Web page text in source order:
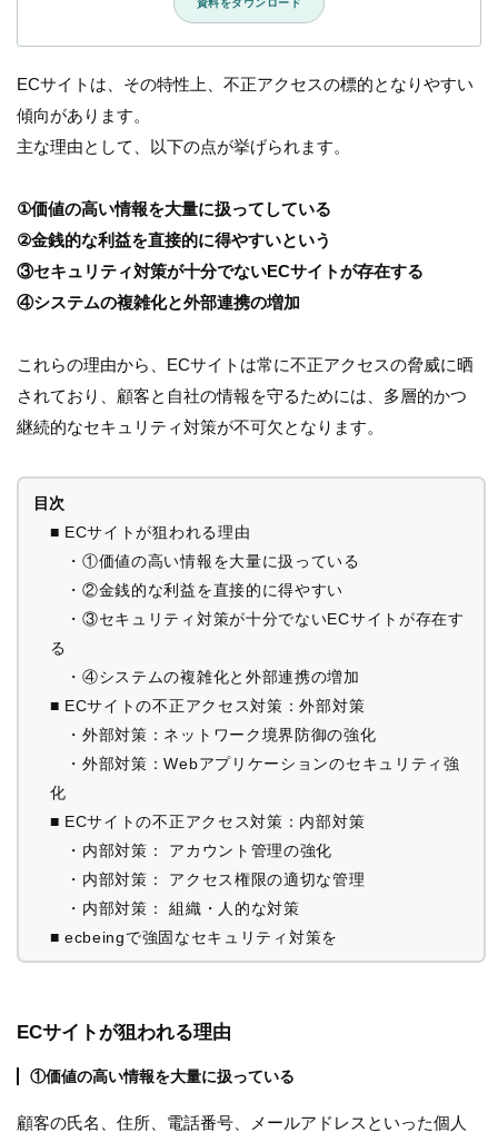
資料をダウンロード
ECサイトは、その特性上、不正アクセスの標的となりやすい
傾向があります。
主な理由として、以下の点が挙げられます。
①価値の高い情報を大量に扱ってしている
②金銭的な利益を直接的に得やすいという
③セキュリティ対策が十分でないECサイトが存在する
④システムの複雑化と外部連携の増加
これらの理由から、ECサイトは常に不正アクセスの脅威に晒
されており、顧客と自社の情報を守るためには、多層的かつ
継続的なセキュリティ対策が不可欠となります。
目次
■ ECサイトが狙われる理由
・①価値の高い情報を大量に扱っている
・②金銭的な利益を直接的に得やすい
・③セキュリティ対策が十分でないECサイトが存在す
る
・④システムの複雑化と外部連携の増加
■ ECサイトの不正アクセス対策：外部対策
・外部対策：ネットワーク境界防御の強化
・外部対策：Webアプリケーションのセキュリティ強
化
■ ECサイトの不正アクセス対策：内部対策
・内部対策： アカウント管理の強化
・内部対策： アクセス権限の適切な管理
・内部対策： 組織・人的な対策
■ ecbeingで強固なセキュリティ対策を
ECサイトが狙われる理由
①価値の高い情報を大量に扱っている
顧客の氏名、住所、電話番号、メールアドレスといった個人